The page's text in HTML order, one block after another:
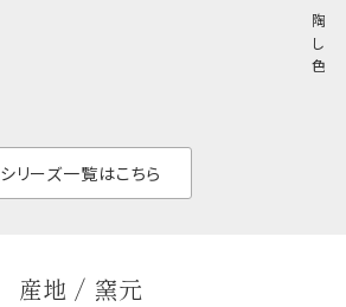
陶器
しい
色の
シリーズ一覧はこちら
産地 / 窯元